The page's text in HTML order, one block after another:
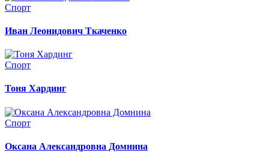
Спорт
Иван Леонидович Ткаченко
Спорт
Тоня Хардинг
Спорт
Оксана Александровна Домнина